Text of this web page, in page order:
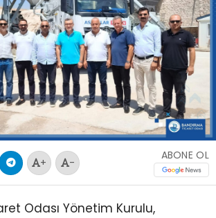
+ -
ABONE OL
Odası Yönetim Kurulu,